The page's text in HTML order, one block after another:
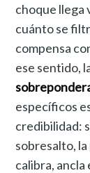
choque llega
cuánto se
compensa
ese sentido,
específicos
credibilidad:
sobresalto,
calibra,